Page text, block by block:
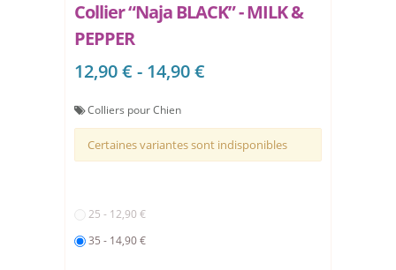
Collier “Naja BLACK” - MILK &
PEPPER
12,90 € - 14,90 €
Colliers pour Chien
Certaines variantes sont indisponibles
25 - 12,90 €
35 - 14,90 €